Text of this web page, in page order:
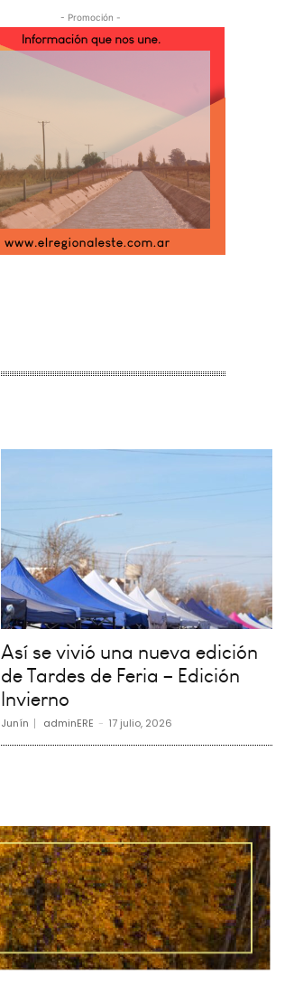
- Promoción -
Así se vivió una nueva edición
de Tardes de Feria – Edición
Invierno
Junín adminERE - 17 julio, 2026